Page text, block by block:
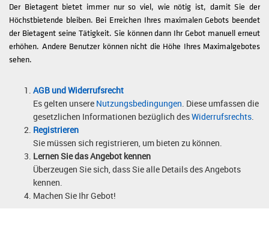
Der Bietagent bietet immer nur so viel, wie nötig ist, damit Sie der
Höchstbietende bleiben. Bei Erreichen Ihres maximalen Gebots beendet
der Bietagent seine Tätigkeit. Sie können dann Ihr Gebot manuell erneut
erhöhen. Andere Benutzer können nicht die Höhe Ihres Maximalgebotes
sehen.
AGB und Widerrufsrecht
Es gelten unsere Nutzungsbedingungen. Diese umfassen die
gesetzlichen Informationen bezüglich desWiderrufsrechts.
Registrieren
Sie müssen sich registrieren, um bieten zu können.
Lernen Sie das Angebot kennen
Überzeugen Sie sich, dass Sie alle Details des Angebots
kennen.
Machen Sie Ihr Gebot!